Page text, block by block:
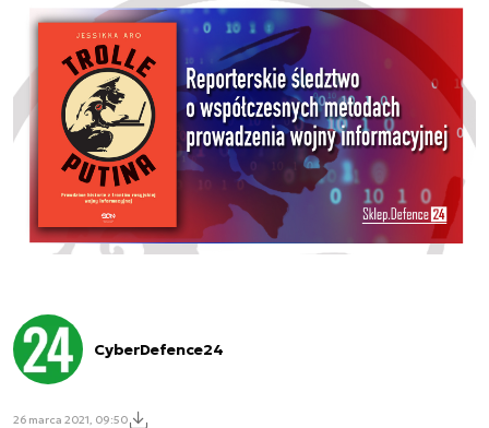
CyberDefence24
26 marca 2021, 09:50